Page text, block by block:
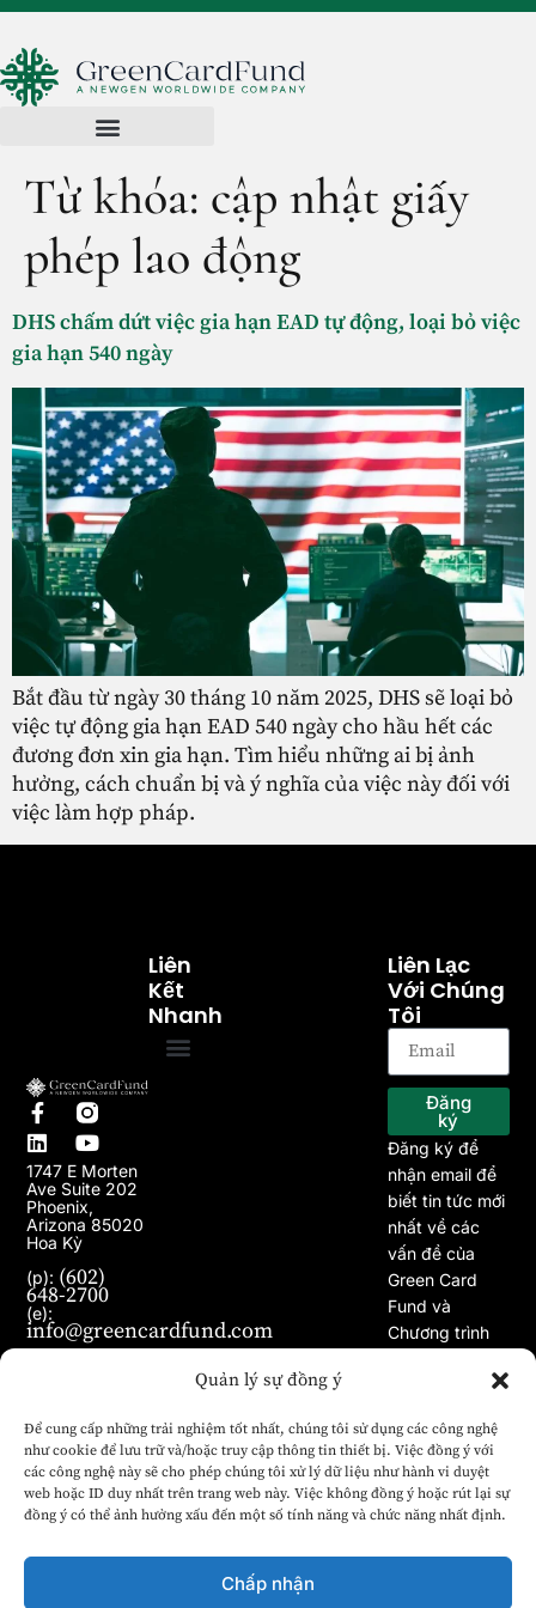
Quản lý sự đồng ý
Để cung cấp những trải nghiệm tốt nhất, chúng tôi sử dụng các công nghệ
như cookie để lưu trữ và/hoặc truy cập thông tin thiết bị. Việc đồng ý với
các công nghệ này sẽ cho phép chúng tôi xử lý dữ liệu như hành vi duyệt
web hoặc ID duy nhất trên trang web này. Việc không đồng ý hoặc rút lại sự
đồng ý có thể ảnh hưởng xấu đến một số tính năng và chức năng nhất định.
Chấp nhận
Từ khóa: cập nhật giấy
phép lao động
DHS chấm dứt việc gia hạn EAD tự động, loại bỏ việc
gia hạn 540 ngày
Bắt đầu từ ngày 30 tháng 10 năm 2025, DHS sẽ loại bỏ
việc tự động gia hạn EAD 540 ngày cho hầu hết các
đương đơn xin gia hạn. Tìm hiểu những ai bị ảnh
hưởng, cách chuẩn bị và ý nghĩa của việc này đối với
việc làm hợp pháp.
1747 E Morten
Ave Suite 202
Phoenix,
Arizona 85020
Hoa Kỳ
(p): (602)
648-2700
(e):
info@greencardfund.com
Liên
Kết
Nhanh
Liên Lạc
Với Chúng
Tôi
Đăng
ký
Đăng ký để
nhận email để
biết tin tức mới
nhất về các
vấn đề của
Green Card
Fund và
Chương trình